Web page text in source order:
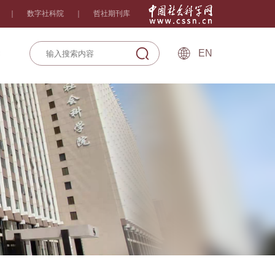
数字社科院 哲社期刊库
EN